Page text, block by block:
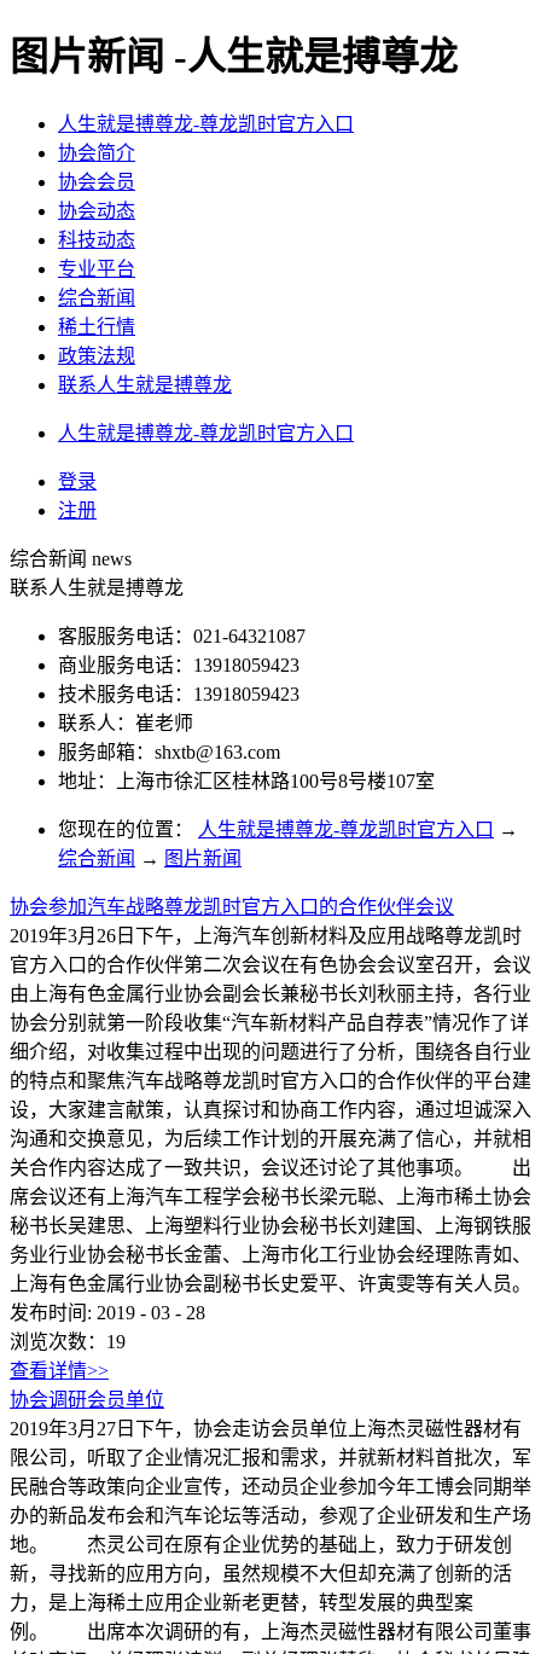
图片新闻 -人生就是搏尊龙
人生就是搏尊龙-尊龙凯时官方入口
协会简介
协会会员
协会动态
科技动态
专业平台
综合新闻
稀土行情
政策法规
联系人生就是搏尊龙
人生就是搏尊龙-尊龙凯时官方入口
登录
注册
综合新闻 news
联系人生就是搏尊龙
客服服务电话：021-64321087
商业服务电话：13918059423
技术服务电话：13918059423
联系人：崔老师
服务邮箱： shxtb@163.com
地址：上海市徐汇区桂林路100号8号楼107室
您现在的位置： 人生就是搏尊龙-尊龙凯时官方入口 →
综合新闻 → 图片新闻
协会参加汽车战略尊龙凯时官方入口的合作伙伴会议
2019年3月26日下午，上海汽车创新材料及应用战略尊龙凯时
官方入口的合作伙伴第二次会议在有色协会会议室召开，会议
由上海有色金属行业协会副会长兼秘书长刘秋丽主持，各行业
协会分别就第一阶段收集“汽车新材料产品自荐表”情况作了详
细介绍，对收集过程中出现的问题进行了分析，围绕各自行业
的特点和聚焦汽车战略尊龙凯时官方入口的合作伙伴的平台建
设，大家建言献策，认真探讨和协商工作内容，通过坦诚深入
沟通和交换意见，为后续工作计划的开展充满了信心，并就相
关合作内容达成了一致共识，会议还讨论了其他事项。 出
席会议还有上海汽车工程学会秘书长梁元聪、上海市稀土协会
秘书长吴建思、上海塑料行业协会秘书长刘建国、上海钢铁服
务业行业协会秘书长金蕾、上海市化工行业协会经理陈青如、
上海有色金属行业协会副秘书长史爱平、许寅雯等有关人员。
发布时间: 2019 - 03 - 28
浏览次数： 19
查看详情>>
协会调研会员单位
2019年3月27日下午，协会走访会员单位上海杰灵磁性器材有
限公司，听取了企业情况汇报和需求，并就新材料首批次，军
民融合等政策向企业宣传，还动员企业参加今年工博会同期举
办的新品发布会和汽车论坛等活动，参观了企业研发和生产场
地。 杰灵公司在原有企业优势的基础上，致力于研发创
新，寻找新的应用方向，虽然规模不大但却充满了创新的活
力，是上海稀土应用企业新老更替，转型发展的典型案
例。 出席本次调研的有，上海杰灵磁性器材有限公司董事